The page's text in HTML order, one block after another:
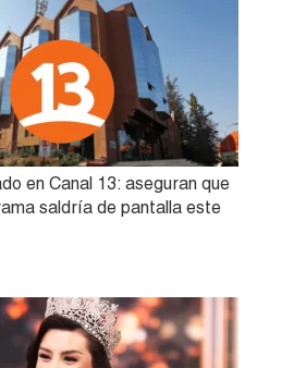
en Canal 13: aseguran que
saldría de pantalla este